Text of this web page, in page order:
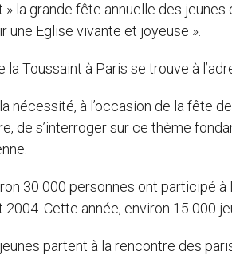
» la grande fête annuelle des
une Eglise vivante et joyeuse ».
Toussaint à Paris se trouve à
nécessité, à l’occasion de la fête
de s’interroger sur ce thème
30 000 personnes ont participé
Cette année, environ 15 000
partent à la rencontre des